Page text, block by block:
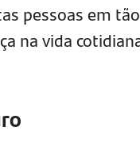
pessoas em
na vida